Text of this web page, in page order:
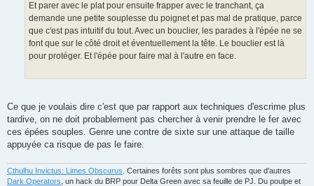
Et parer avec le plat pour ensuite frapper avec le tranchant, ça
demande une petite souplesse du poignet et pas mal de pratique, parce
que c'est pas intuitif du tout. Avec un bouclier, les parades à l'épée ne se
font que sur le côté droit et éventuellement la tête. Le bouclier est là
pour protéger. Et l'épée pour faire mal à l'autre en face.
Ce que je voulais dire c'est que par rapport aux techniques d'escrime plus
tardive, on ne doit probablement pas chercher à venir prendre le fer avec
ces épées souples. Genre une contre de sixte sur une attaque de taille
appuyée ca risque de pas le faire.
Cthulhu Invictus: Limes Obscurus . Certaines forêts sont plus sombres que d'autres
Dark Operators , un hack du BRP pour Delta Green avec sa feuille de PJ. Du poulpe et